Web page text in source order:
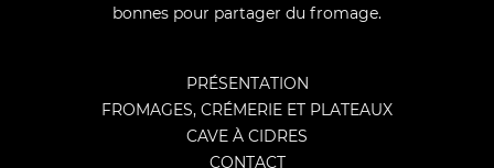
bonnes pour partager du fromage.
PRÉSENTATION
FROMAGES, CRÉMERIE ET PLATEAUX
CAVE À CIDRES
CONTACT